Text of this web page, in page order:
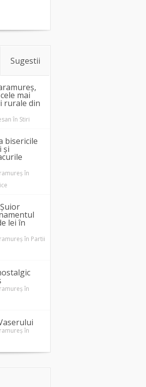
Sugestii
mai
rurale din
în Stiri
bisericile
și
în
lei în
în Partii
în
în